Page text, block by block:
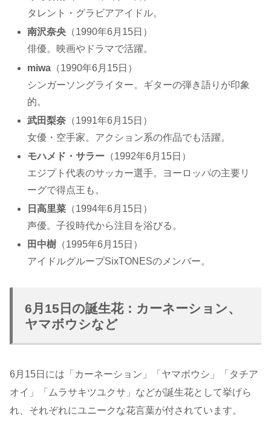
タレント・グラビアアイドル。
南沢奈央 （1990年6月15日）
俳優。映画やドラマで活躍。
miwa （1990年6月15日）
シンガーソングライター。ギターの弾き語りが印象
的。
武田梨奈 （1991年6月15日）
女優・空手家。アクション系の作品でも活躍。
モハメド・サラー （1992年6月15日）
エジプト代表のサッカー選手。ヨーロッパの主要リ
ーグで得点王も。
日高里菜 （1994年6月15日）
声優。子役時代から注目を浴びる。
田中樹 （1995年6月15日）
アイドルグループSixTONESのメンバー。
6月15日の誕生花：カーネーション、
ヤマボウシなど
6月15日には「カーネーション」「ヤマボウシ」「タチア
オイ」「ムラサキツユクサ」などが誕生花として挙げら
れ、それぞれにユニークな花言葉が付されています。